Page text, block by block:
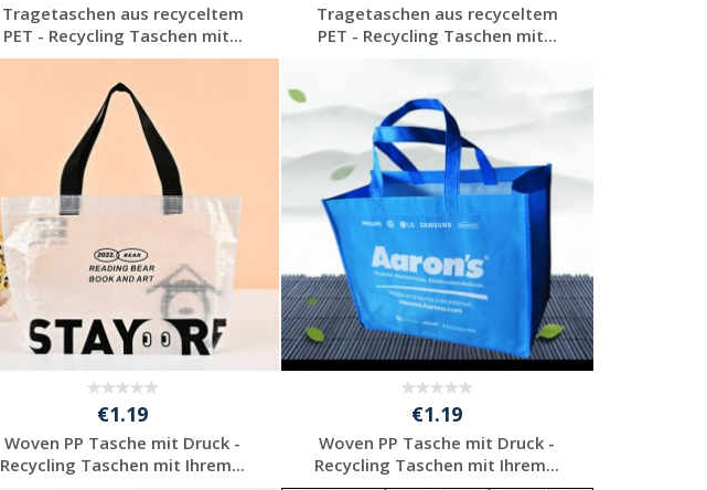
Tragetaschen aus recyceltem
PET - Recycling Taschen mit...
Preis unverbindlich
anfragen
Tragetaschen aus recyceltem
PET - Recycling Taschen mit...
anfragen
€1.19
Woven PP Tasche mit Druck -
Recycling Taschen mit Ihrem...
€1.19
Woven PP Tasche mit Druck -
Recycling Taschen mit Ihrem...